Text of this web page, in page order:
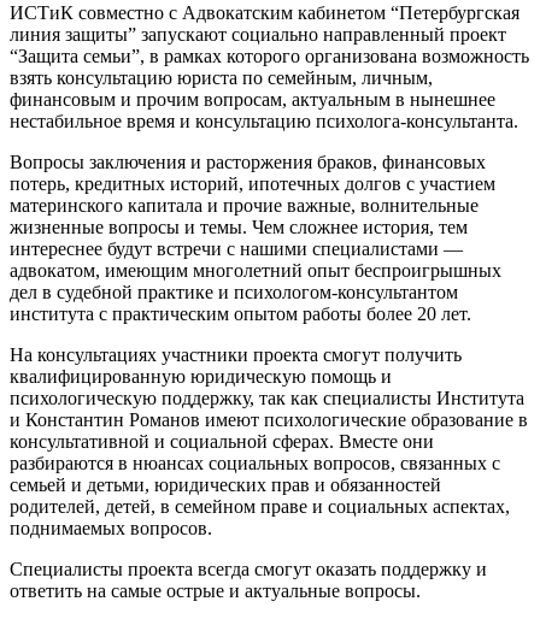
ИСТиК совместно с Адвокатским кабинетом “Петербургская
линия защиты” запускают социально направленный проект
“Защита семьи”, в рамках которого организована возможность
взять консультацию юриста по семейным, личным,
финансовым и прочим вопросам, актуальным в нынешнее
нестабильное время и консультацию психолога-консультанта.
Вопросы заключения и расторжения браков, финансовых
потерь, кредитных историй, ипотечных долгов с участием
материнского капитала и прочие важные, волнительные
жизненные вопросы и темы. Чем сложнее история, тем
интереснее будут встречи с нашими специалистами —
адвокатом, имеющим многолетний опыт беспроигрышных
дел в судебной практике и психологом-консультантом
института с практическим опытом работы более 20 лет.
На консультациях участники проекта смогут получить
квалифицированную юридическую помощь и
психологическую поддержку, так как специалисты Института
и Константин Романов имеют психологические образование в
консультативной и социальной сферах. Вместе они
разбираются в нюансах социальных вопросов, связанных с
семьей и детьми, юридических прав и обязанностей
родителей, детей, в семейном праве и социальных аспектах,
поднимаемых вопросов.
Специалисты проекта всегда смогут оказать поддержку и
ответить на самые острые и актуальные вопросы.